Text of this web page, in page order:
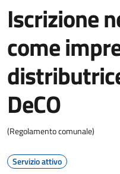
Iscrizione
come
DeCO
(Regolamento comunale)
Servizio attivo